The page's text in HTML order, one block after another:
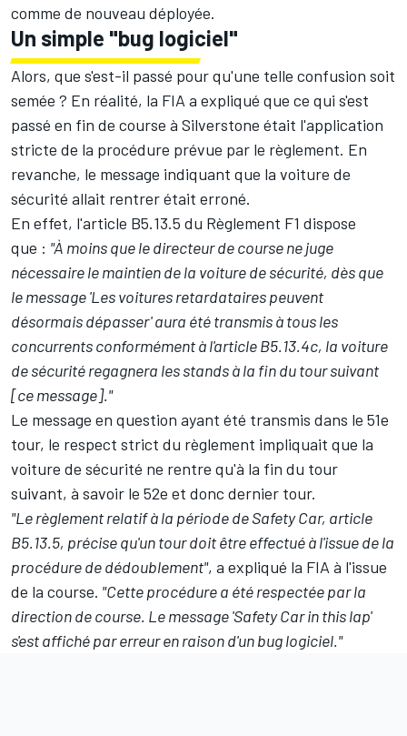
comme de nouveau déployée.
Un simple "bug logiciel"
Alors, que s'est-il passé pour qu'une telle confusion soit
semée ? En réalité, la FIA a expliqué que ce qui s'est
passé en fin de course à Silverstone était l'application
stricte de la procédure prévue par le règlement. En
revanche, le message indiquant que la voiture de
sécurité allait rentrer était erroné.
En effet, l'article B5.13.5 du Règlement F1 dispose
que : "À moins que le directeur de course ne juge
nécessaire le maintien de la voiture de sécurité, dès que
le message 'Les voitures retardataires peuvent
désormais dépasser' aura été transmis à tous les
concurrents conformément à l'article B5.13.4c, la voiture
de sécurité regagnera les stands à la fin du tour suivant
[ce message]."
Le message en question ayant été transmis dans le 51e
tour, le respect strict du règlement impliquait que la
voiture de sécurité ne rentre qu'à la fin du tour
suivant, à savoir le 52e et donc dernier tour.
"Le règlement relatif à la période de Safety Car, article
B5.13.5, précise qu'un tour doit être effectué à l'issue de la
procédure de dédoublement", a expliqué la FIA à l'issue
de la course. "Cette procédure a été respectée par la
direction de course. Le message 'Safety Car in this lap'
s'est affiché par erreur en raison d'un bug logiciel."